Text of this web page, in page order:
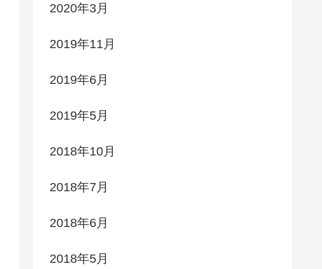
2020年3月
2019年11月
2019年6月
2019年5月
2018年10月
2018年7月
2018年6月
2018年5月